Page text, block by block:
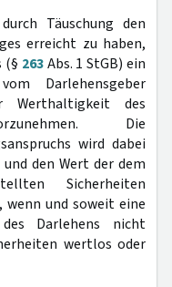
Täuschung den
erreicht zu haben,
(§ 263Abs. 1 StGB) ein
Darlehensgeber
Werthaltigkeit des
Die
wird dabei
den Wert der dem
Sicherheiten
und soweit eine
Darlehens nicht
wertlos oder